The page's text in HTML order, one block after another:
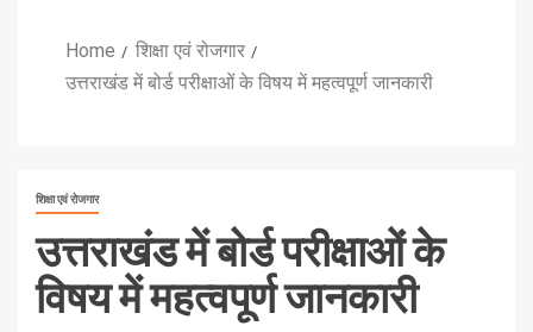
Home
शिक्षा एवं रोजगार
उत्तराखंड में बोर्ड परीक्षाओं के विषय में महत्वपूर्ण जानकारी
शिक्षा एवं रोजगार
उत्तराखंड में बोर्ड परीक्षाओं के
विषय में महत्वपूर्ण जानकारी